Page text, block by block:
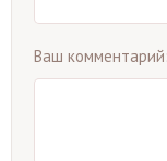
Ваш комментарий: